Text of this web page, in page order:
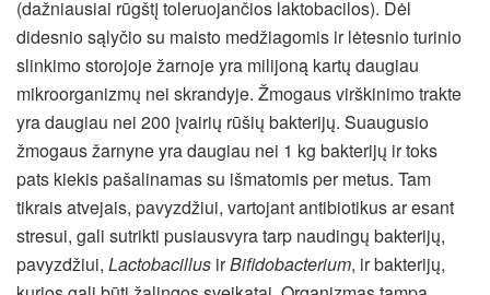
(dažniausiai rūgštį toleruojančios laktobacilos). Dėl
didesnio sąlyčio su maisto medžiagomis ir lėtesnio turinio
slinkimo storojoje žarnoje yra milijoną kartų daugiau
mikroorganizmų nei skrandyje. Žmogaus virškinimo trakte
yra daugiau nei 200 įvairių rūšių bakterijų. Suaugusio
žmogaus žarnyne yra daugiau nei 1 kg bakterijų ir toks
pats kiekis pašalinamas su išmatomis per metus. Tam
tikrais atvejais, pavyzdžiui, vartojant antibiotikus ar esant
stresui, gali sutrikti pusiausvyra tarp naudingų bakterijų,
pavyzdžiui, Lactobacillus irBifidobacterium, ir bakterijų,